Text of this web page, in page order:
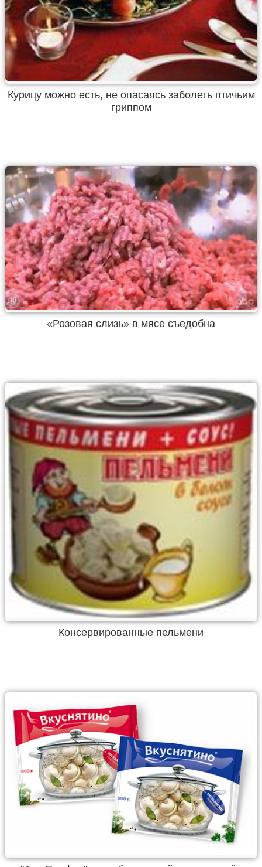
Курицу можно есть, не опасаясь заболеть птичьим
гриппом
«Розовая слизь» в мясе съедобна
Консервированные пельмени